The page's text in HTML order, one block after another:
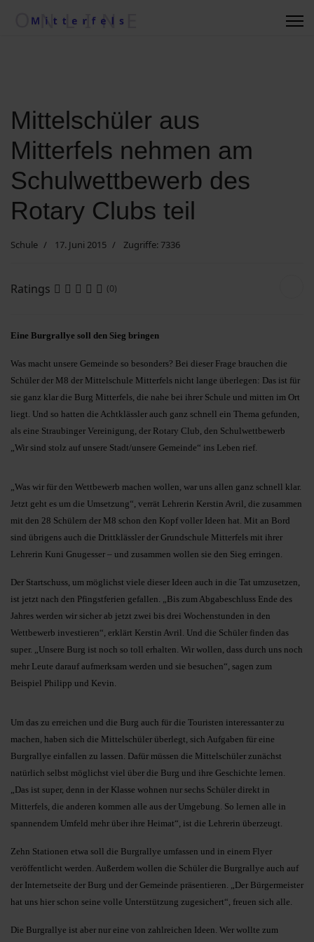
Wetterkiste
nach ....
Betriebe
Kommunalwahl 2020
Suchen
Mittelschüler aus
Mitterfels nehmen am
Schulwettbewerb des
Rotary Clubs teil
Schule 17. Juni 2015 Zugriffe: 7336
Ratings (0)
Eine Burgrallye soll den Sieg bringen
Was macht unsere Gemeinde so besonders? Bei dieser Frage brauchen die
Schüler der M8 der Mittelschule Mitterfels nicht lange überlegen: Das ist für
sie ganz klar die Burg Mitterfels, die nahe bei ihrer Schule und mitten im Ort
liegt. Und so hatten die Achtklässler auch ganz schnell ein Thema gefunden,
als eine Straubinger Vereinigung, der Rotary Club, den Schulwettbewerb
„Wir sind stolz auf unsere Stadt/unsere Gemeinde“ ins Leben rief.
„Was wir für den Wettbewerb machen wollen, war uns allen ganz schnell klar.
Jetzt geht es um die Umsetzung“, verrät Lehrerin Kerstin Avril, die zusammen
mit den 28 Schülern der M8 schon den Kopf voller Ideen hat. Mit an Bord
sind übrigens auch die Drittklässler der Grundschule Mitterfels mit ihrer
Lehrerin Kuni Gnugesser – und zusammen wollen sie den Sieg erringen.
Der Startschuss, um möglichst viele dieser Ideen auch in die Tat umzusetzen,
ist jetzt nach den Pfingstferien gefallen. „Bis zum Abgabeschluss Ende des
Jahres werden wir sicher ab jetzt zwei bis drei Wochenstunden in den
Wettbewerb investieren“, erklärt Kerstin Avril. Und die Schüler finden das
super. „Unsere Burg ist noch so toll erhalten. Wir wollen, dass durch uns noch
mehr Leute darauf aufmerksam werden und sie besuchen“, sagen zum
Beispiel Philipp und Kevin.
Um das zu erreichen und die Burg auch für die Touristen interessanter zu
machen, haben sich die Mittelschüler überlegt, sich Aufgaben für eine
Burgrallye einfallen zu lassen. Dafür müssen die Mittelschüler zunächst
natürlich selbst möglichst viel über die Burg und ihre Geschichte lernen.
„Das ist super, denn in der Klasse wohnen nur sechs Schüler direkt in
Mitterfels, die anderen kommen alle aus der Umgebung. So lernen alle in
spannendem Umfeld mehr über ihre Heimat“, ist die Lehrerin überzeugt.
Zehn Stationen etwa soll die Burgrallye umfassen und in einem Flyer
veröffentlicht werden. Außerdem wollen die Schüler die Burgrallye auch auf
der Internetseite der Burg und der Gemeinde präsentieren. „Der Bürgermeister
hat uns hier schon seine volle Unterstützung zugesichert“, freuen sich alle.
Die Burgrallye ist aber nur eine von zahlreichen Ideen. Wer wollte zum